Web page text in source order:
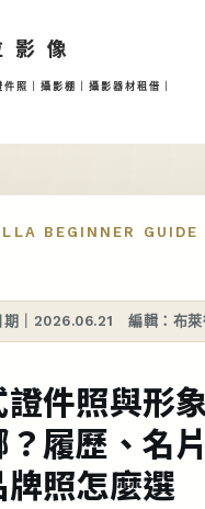
影像
件照｜攝影棚｜攝影器材租借｜
BEGINNER GUIDE
期｜2026.06.21 編輯：布萊
件照與形
履歷、名
照怎麼選